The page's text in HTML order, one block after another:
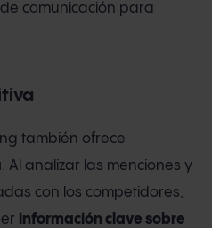
comunicación para
también ofrece
. Al analizar las menciones y
con los competidores,
información clave sobre